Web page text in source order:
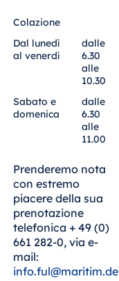
Spa Malta
Resort & Spa
Mauritius
Colazione
Dal lunedì
al venerdì
dalle
6.30
alle
10.30
Sabato e
domenica
dalle
6.30
alle
11.00
Prenderemo nota
con estremo
piacere della sua
prenotazione
telefonica + 49 (0)
661 282-0, via e-
mail:
info.ful@maritim.de